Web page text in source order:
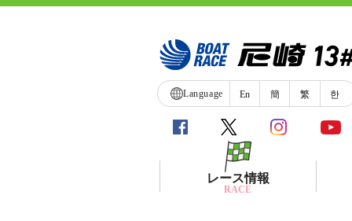
Language En 簡 繁 한
レース情報
RACE